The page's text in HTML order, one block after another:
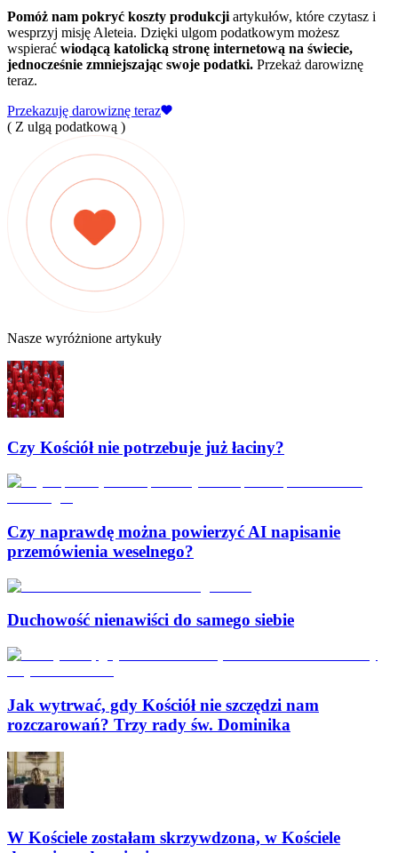
Pomóż nam pokryć koszty produkcji artykułów, które czytasz i
wesprzyj misję Aleteia. Dzięki ulgom podatkowym możesz
wspierać wiodącą katolicką stronę internetową na świecie,
jednocześnie zmniejszając swoje podatki. Przekaż darowiznę
teraz.
Przekazuję darowiznę teraz
( Z ulgą podatkową )
Nasze wyróżnione artykuły
Czy Kościół nie potrzebuje już łaciny?
Czy naprawdę można powierzyć AI napisanie
przemówienia weselnego?
Duchowość nienawiści do samego siebie
Jak wytrwać, gdy Kościół nie szczędzi nam
rozczarowań? Trzy rady św. Dominika
W Kościele zostałam skrzywdzona, w Kościele